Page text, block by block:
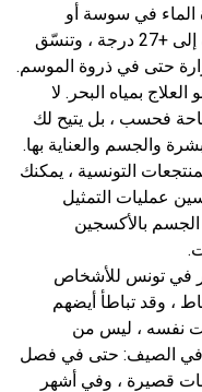
الماء في سوسة أو
الحمامات أو المنستير في أشهر الصيف إلى +27 درجة ، وتنسّق
حتى في ذروة الموسم.
بمياه البحر. لا
فحسب ، بل يتيح لك
والجسم والعناية بها.
التونسية ، يمكنك
عمليات التمثيل
الجسم بالأكسجين
في تونس للأشخاص
، وقد تباطأ أيضهم
نفسه ، ليس من
في الصيف: حتى في فصل
قصيرة ، وفي أشهر